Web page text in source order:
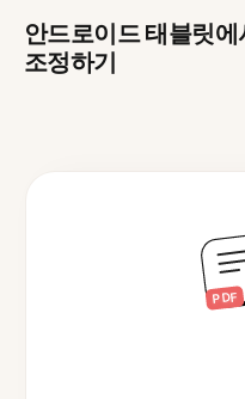
안드로이드 태블릿
조정하기